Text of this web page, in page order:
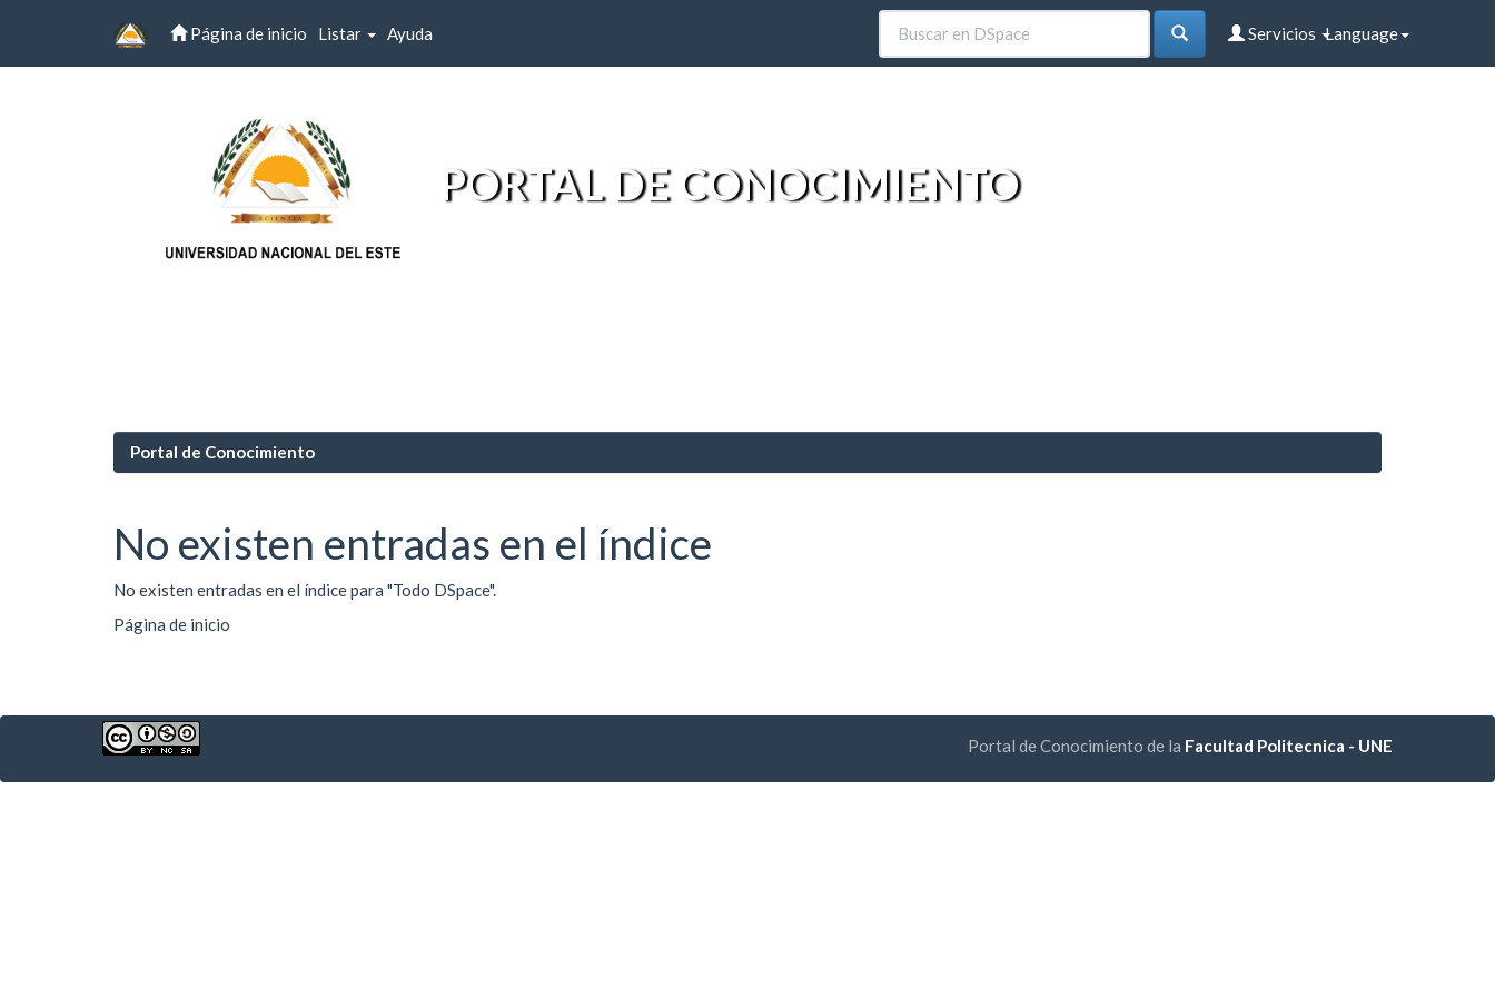
Página de inicio Listar Ayuda Language
Servicios
PORTAL DE CONOCIMIENTO
Portal de Conocimiento
No existen entradas en el índice
No existen entradas en el índice para "Todo DSpace".
Página de inicio
Portal de Conocimiento de la Facultad Politecnica - UNE